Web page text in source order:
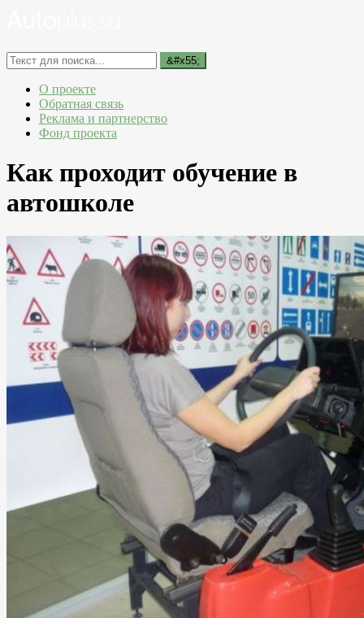
О проекте
Обратная связь
Реклама и партнерство
Фонд проекта
Как проходит обучение в
автошколе